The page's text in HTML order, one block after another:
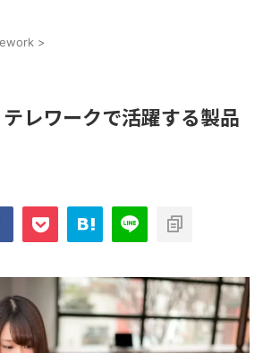
>
レワークで活躍する製品